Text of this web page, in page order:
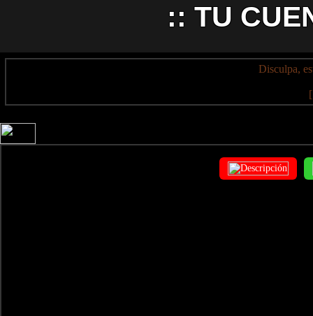
:: TU
Disculpa,